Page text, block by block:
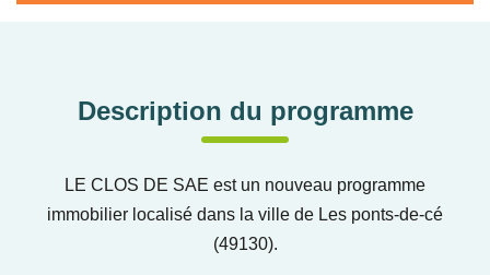
Description du programme
LE CLOS DE SAE est un nouveau programme
immobilier localisé dans la ville de Les ponts-de-cé
(49130).